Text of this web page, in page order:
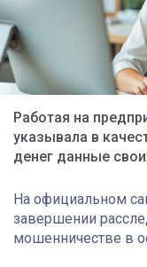
Работая на
указывала в
денег данные
На официальном
завершении
мошенничестве в